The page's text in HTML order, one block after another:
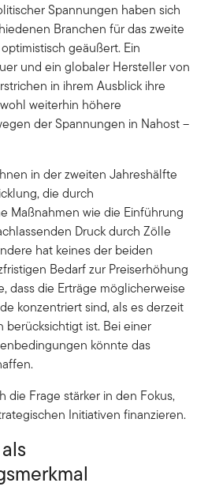
Spannungen haben sich
Branchen für das zweite
geäußert. Ein
und ein globaler Hersteller von
in ihrem Ausblick ihre
weiterhin höhere
der Spannungen in Nahost –
in der zweiten Jahreshälfte
die durch
Maßnahmen wie die Einführung
Druck durch Zölle
hat keines der beiden
Bedarf zur Preiserhöhung
dass die Erträge möglicherweise
konzentriert sind, als es derzeit
berücksichtigt ist. Bei einer
könnte das
die Frage stärker in den Fokus,
Initiativen finanzieren.